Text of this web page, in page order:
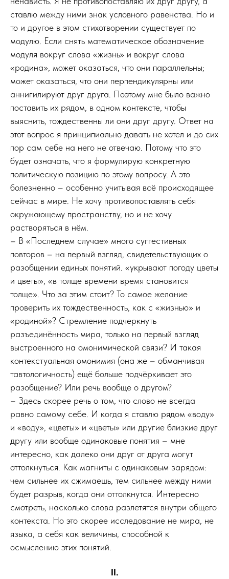
ставлю между ними знак условного равенства. Но и
то и другое в этом стихотворении существует по
модулю. Если снять математическое обозначение
модуля вокруг слова «жизнь» и вокруг слова
«родина», может оказаться, что они параллельны;
может оказаться, что они перпендикулярны или
аннигилируют друг друга. Поэтому мне было важно
поставить их рядом, в одном контексте, чтобы
выяснить, тождественны ли они друг другу. Ответ на
этот вопрос я принципиально давать не хотел и до сих
пор сам себе на него не отвечаю. Потому что это
будет означать, что я формулирую конкретную
политическую позицию по этому вопросу. А это
болезненно – особенно учитывая всё происходящее
сейчас в мире. Не хочу противопоставлять себя
окружающему пространству, но и не хочу
растворяться в нём.
– В «Последнем случае» много суггестивных
повторов – на первый взгляд, свидетельствующих о
разобщении единых понятий. «укрывают погоду цветы
и цветы», «в толще времени время становится
толще». Что за этим стоит? То самое желание
проверить их тождественность, как с «жизнью» и
«родиной»? Стремление подчеркнуть
разъединённость мира, только на первый взгляд
выстроенного на омонимической связи? И такая
контекстуальная омонимия (она же – обманчивая
тавтологичность) ещё больше подчёркивает это
разобщение? Или речь вообще о другом?
– Здесь скорее речь о том, что слово не всегда
равно самому себе. И когда я ставлю рядом «воду»
и «воду», «цветы» и «цветы» или другие близкие друг
другу или вообще одинаковые понятия – мне
интересно, как далеко они друг от друга могут
оттолкнуться. Как магниты с одинаковым зарядом:
чем сильнее их сжимаешь, тем сильнее между ними
будет разрыв, когда они оттолкнутся. Интересно
смотреть, насколько слова разлетятся внутри общего
контекста. Но это скорее исследование не мира, не
языка, а себя как величины, способной к
осмыслению этих понятий.
II.